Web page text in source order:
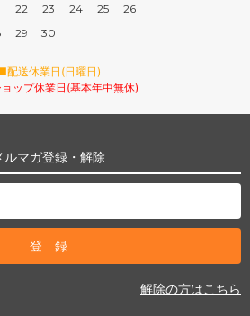
22 23 24 25
26
29 30
配送休業日(日曜日)
ップ休業日(基本年中無休)
ルマガ登録・解除
解除の方はこちら